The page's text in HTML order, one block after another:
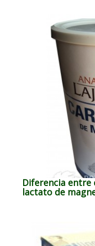
Diferencia
lactato de